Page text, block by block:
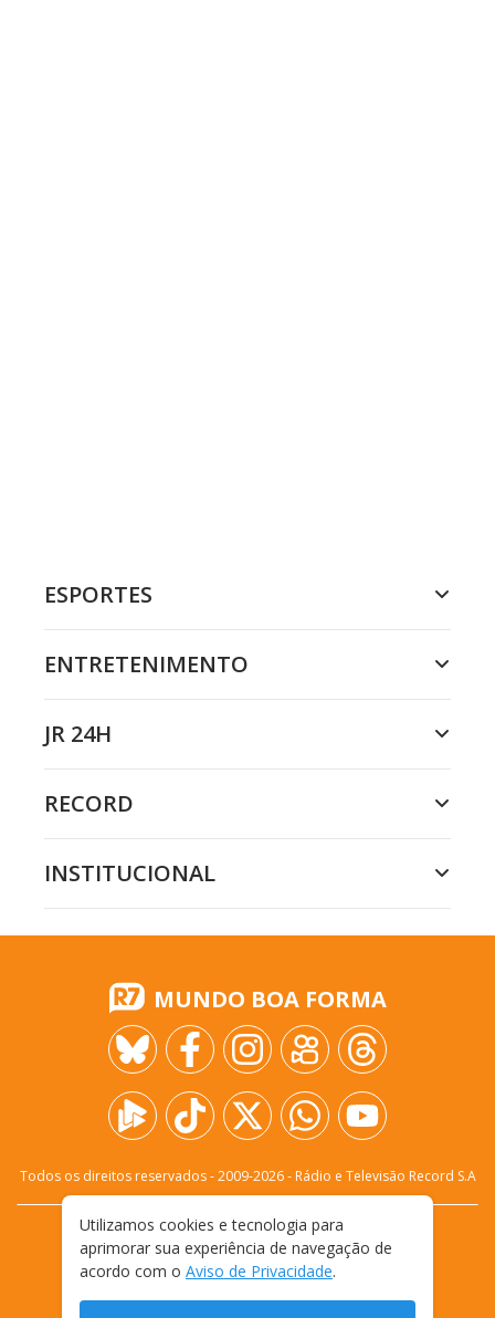
ESPORTES
ENTRETENIMENTO
JR 24H
RECORD
INSTITUCIONAL
MUNDO BOA FORMA
Todos os direitos reservados - 2009-2026- Rádio e Televisão Record S.A
FALE CONOSCO
PRIVACIDADE
TERMOS E CONDIÇÕES DE USO
Utilizamos cookies e tecnologia para
aprimorar sua experiência de navegação de
acordo com o Aviso de Privacidade.